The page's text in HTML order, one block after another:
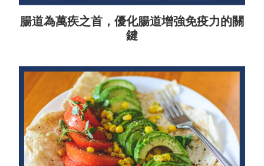
腸道為萬疾之首，優化腸道增強免疫力的關
鍵